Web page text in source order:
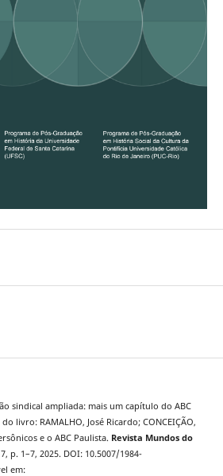
sindical ampliada: mais um capítulo do ABC
livro: RAMALHO, José Ricardo; CONCEIÇÃO,
e o ABC Paulista. Revista Mundos do
p. 1–7, 2025. DOI: 10.5007/1984-
em: